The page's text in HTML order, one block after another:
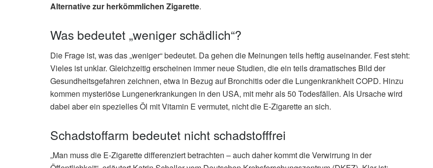
Alternative zur herkömmlichen Zigarette.
Was bedeutet „weniger schädlich“?
Die Frage ist, was das „weniger“ bedeutet. Da gehen die Meinungen teils heftig auseinander. Fest steht:
Vieles ist unklar. Gleichzeitig erscheinen immer neue Studien, die ein teils dramatisches Bild der
Gesundheitsgefahren zeichnen, etwa in Bezug auf Bronchitis oder die Lungenkrankheit COPD. Hinzu
kommen mysteriöse Lungenerkrankungen in den USA, mit mehr als 50 Todesfällen. Als Ursache wird
dabei aber ein spezielles Öl mit Vitamin E vermutet, nicht die E-Zigarette an sich.
Schadstoffarm bedeutet nicht schadstofffrei
„Man muss die E-Zigarette differenziert betrachten – auch daher kommt die Verwirrung in der